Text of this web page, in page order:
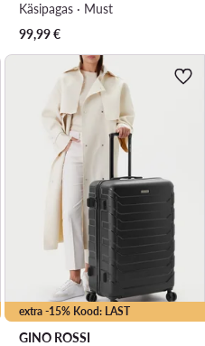
Käsipagas · Must
99,99€
extra -15% Kood: LAST
GINO ROSSI